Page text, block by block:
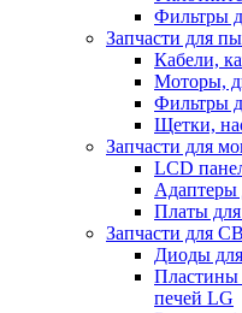
Фильтры
Запчасти для
Кабели,
Моторы,
Фильтры
Щетки,
Запчасти для
LCD
Адаптеры
Платы
Запчасти для
Диоды
печей LG